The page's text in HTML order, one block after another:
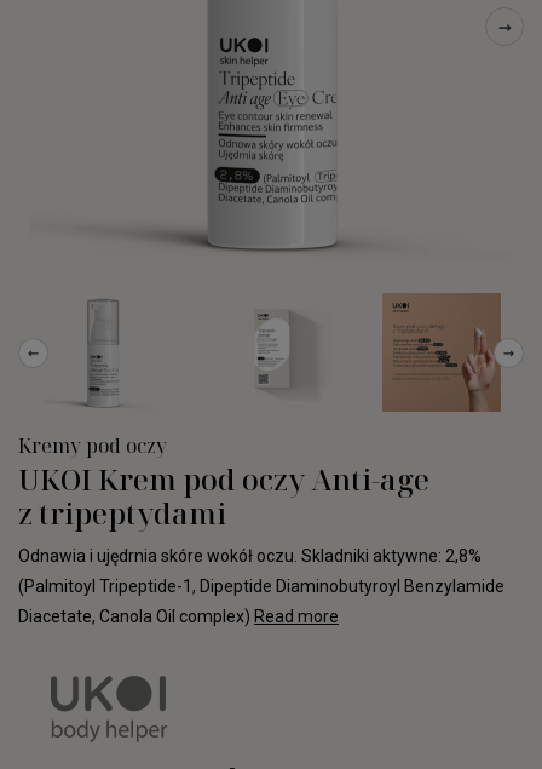
→
← →
Kremy pod oczy
UKOI Krem pod oczy Anti-age
z tripeptydami
Odnawia i ujędrnia skóre wokół oczu. Skladniki aktywne: 2,8%
(Palmitoyl Tripeptide-1, Dipeptide Diaminobutyroyl Benzylamide
Diacetate, Canola Oil complex) Read more